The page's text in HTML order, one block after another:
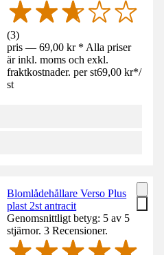
(3)
pris — 69,00 kr * Alla priser
är inkl. moms och exkl.
fraktkostnader. per st69,00 kr*/
st
Blomlådehållare Verso Plus
plast 2st antracit
Genomsnittligt betyg: 5 av 5
stjärnor. 3 Recensioner.